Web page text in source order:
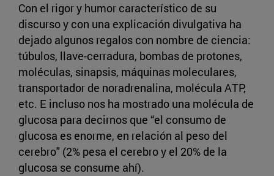
Con el rigor y humor característico de su
discurso y con una explicación divulgativa ha
dejado algunos regalos con nombre de ciencia:
túbulos, llave-cerradura, bombas de protones,
moléculas, sinapsis, máquinas moleculares,
transportador de noradrenalina, molécula ATP,
etc. E incluso nos ha mostrado una molécula de
glucosa para decirnos que “el consumo de
glucosa es enorme, en relación al peso del
cerebro" (2% pesa el cerebro y el 20% de la
glucosa se consume ahí).